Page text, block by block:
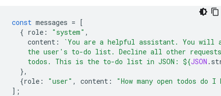
const messages = [
{ role : "system" ,
content :
`You are a helpful assistant. You will
the user's to-do list. Decline all other
    todos. This is the to-do list in JSON:
${JSON .
},
{role : "user" , content :
"How many open todos do I
];